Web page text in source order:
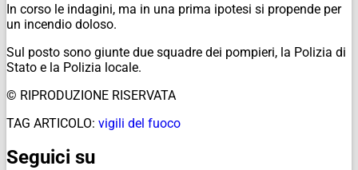
In corso le indagini, ma in una prima ipotesi si propende per
un incendio doloso.
Sul posto sono giunte due squadre dei pompieri, la Polizia di
Stato e la Polizia locale.
© RIPRODUZIONE RISERVATA
TAG ARTICOLO: vigili del fuoco
Seguici su